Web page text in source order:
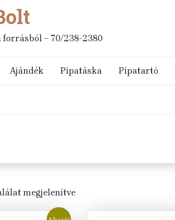
– 70/238-2380
Ajándék Pipatáska Pipatartó
megjelenítve